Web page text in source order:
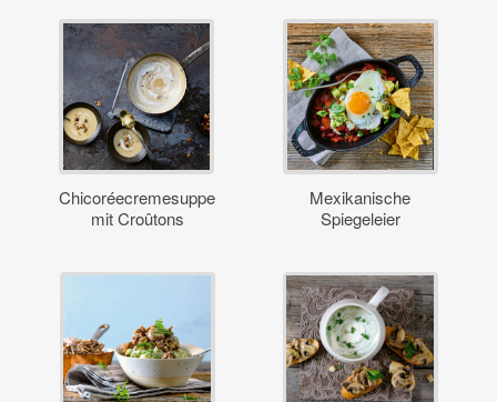
Chicoréecremesuppe
mit Croûtons
Mexikanische
Spiegeleier